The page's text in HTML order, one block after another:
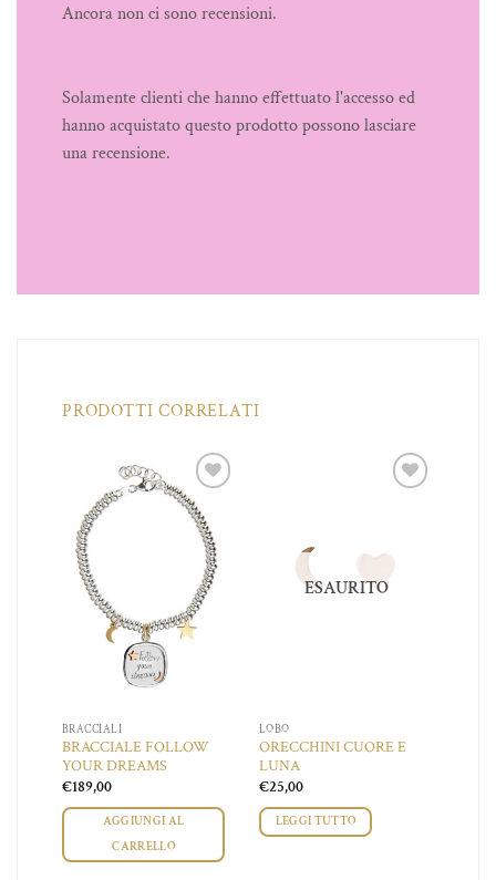
Ancora non ci sono recensioni.
Solamente clienti che hanno effettuato l'accesso ed
hanno acquistato questo prodotto possono lasciare
una recensione.
PRODOTTI CORRELATI
Aggiungi
alla lista
dei
desideri
BRACCIALI
BRACCIALE FOLLOW
YOUR DREAMS
€189,00
AGGIUNGI AL
CARRELLO
ESAURITO
LOBO
ORECCHINI CUORE E
LUNA
€25,00
LEGGI TUTTO